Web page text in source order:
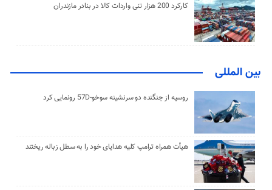
کارکرد 200 هزار تنی واردات کالا در بنادر مازندران
بین المللی
روسیه از جنگنده دو سرنشینه سوخو-57D رونمایی کرد
هیأت همراه ترامپ کلیه هدایای خود را به سطل زباله ریختند